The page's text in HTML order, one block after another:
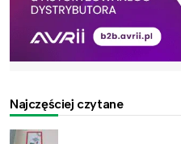
Najczęściej czytane